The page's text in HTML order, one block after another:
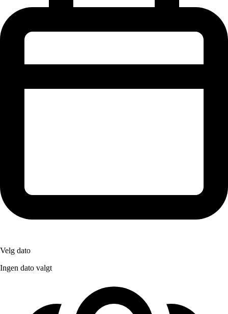
Velg dato
Ingen dato valgt